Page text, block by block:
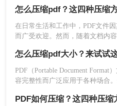
关系。
了。相信你应该都知道怎
可以给我留言。对于本次
帮助。
慢，存储空间不足等问题。因此
必要的。下面将介绍几种常见的
压缩PDF文档吧。
怎么压缩pdf？这四种压缩
在日常生活和工作中，PDF文件
而广受欢迎。然而，随着文档内
的传输速度。因此，学会怎么压
本文将详细介绍几种常见的PDF
PDF文件的大小。
怎么压缩pdf大小？来试试
PDF（Portable Document Format
容完整性而广泛应用于各种场合
给存储和传输带来了不便。那么
PDF如何压缩？这四种压缩